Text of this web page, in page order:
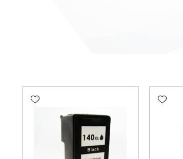
Add wishlist
Add wishlist